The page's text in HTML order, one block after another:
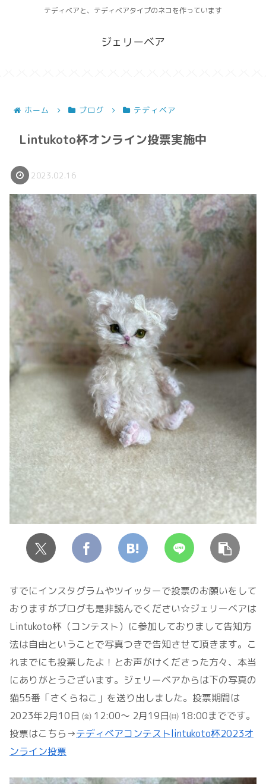
テディベアと、テディベアタイプのネコを作っています
ジェリーベア
ホーム ブログ テディベア
Lintukoto杯オンライン投票実施中
2023.02.16
すでにインスタグラムやツイッターで投票のお願いをして
おりますがブログも是非読んでください☆ジェリーベアは
Lintukoto杯（コンテスト）に参加しておりまして告知方
法は自由ということで写真つきで告知させて頂きます。こ
れまでにも投票したよ！とお声がけくださった方々、本当
にありがとうございます。ジェリーベアからは下の写真の
猫55番「さくらねこ」を送り出しました。投票期間は
2023年2月10日 ㈮ 12:00〜 2月19日㈰ 18:00までです。
投票はこちら→テディベアコンテストlintukoto杯2023オ
ンライン投票